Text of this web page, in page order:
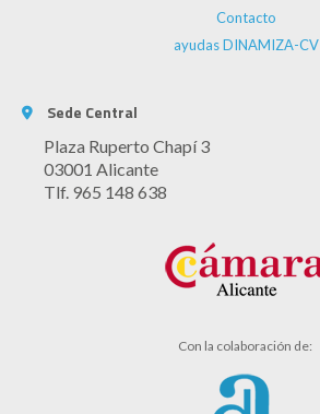
Contacto
ayudas DINAMIZA-CV
Sede Central
Plaza Ruperto Chapí 3
03001 Alicante
Tlf. 965 148 638
Con la colaboración de: